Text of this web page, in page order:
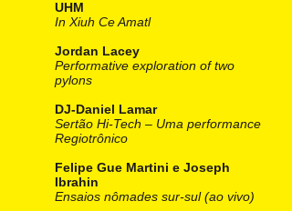
UHM
In Xiuh Ce Amatl
Jordan Lacey
Performative exploration of two
pylons
DJ-Daniel Lamar
Sertão Hi-Tech – Uma performance
Regiotrônico
Felipe Gue Martini e Joseph
Ibrahin
Ensaios nômades sur-sul (ao vivo)